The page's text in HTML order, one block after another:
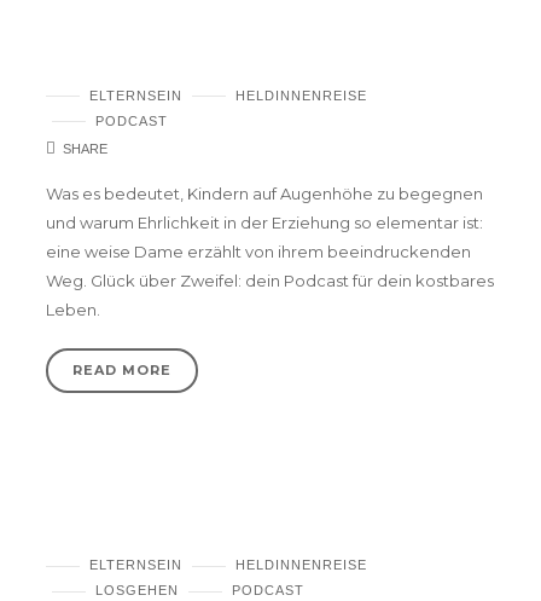
ELTERNSEIN
HELDINNENREISE
PODCAST
SHARE
Was es bedeutet, Kindern auf Augenhöhe zu begegnen
und warum Ehrlichkeit in der Erziehung so elementar ist:
eine weise Dame erzählt von ihrem beeindruckenden
Weg. Glück über Zweifel: dein Podcast für dein kostbares
Leben.
READ MORE
ELTERNSEIN
HELDINNENREISE
LOSGEHEN
PODCAST